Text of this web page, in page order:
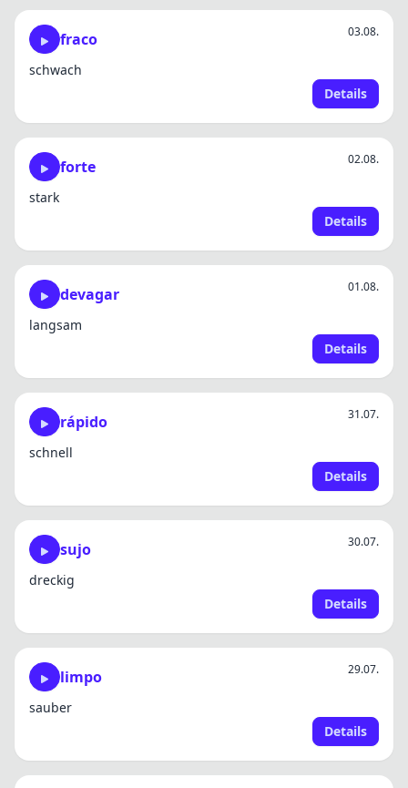
fraco 03.08.
schwach
Details
forte 02.08.
stark
Details
devagar 01.08.
langsam
Details
rápido 31.07.
schnell
Details
sujo 30.07.
dreckig
Details
limpo 29.07.
sauber
Details